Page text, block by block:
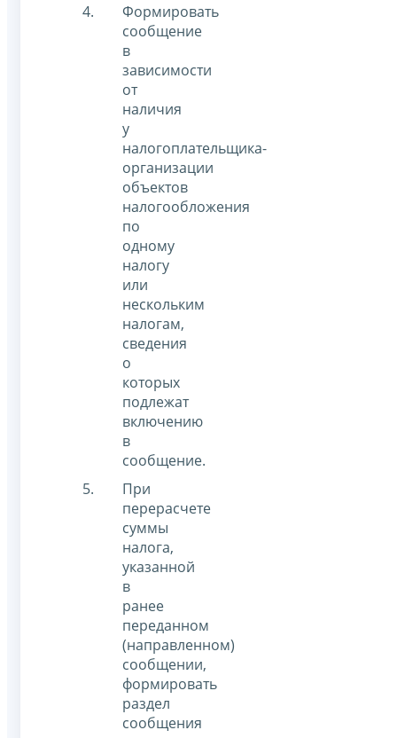
Формировать
сообщение
в
зависимости
от
наличия
у
налогоплательщика-
организации
объектов
налогообложения
по
одному
налогу
или
нескольким
налогам,
сведения
о
которых
подлежат
включению
в
сообщение.
При
перерасчете
суммы
налога,
указанной
в
ранее
переданном
(направленном)
сообщении,
формировать
раздел
сообщения